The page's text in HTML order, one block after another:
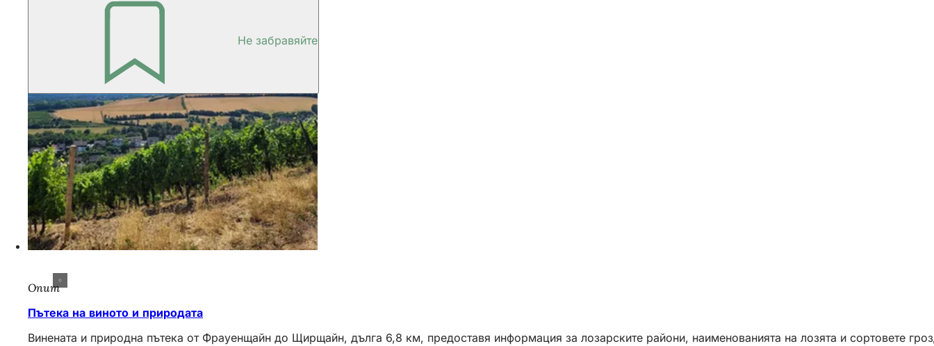
Не забравяйте
Опит
Пътека на виното и природата
Винената и природна пътека от Фрауенщайн до Щирщайн, дълга 6,8 км, предоставя информация за лозарските райони, наименованията на лозята и сортовете